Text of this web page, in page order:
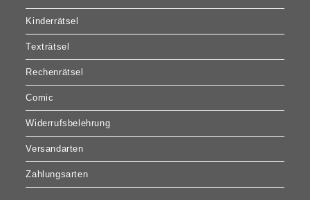
Kinderrätsel
Texträtsel
Rechenrätsel
Comic
Widerrufsbelehrung
Versandarten
Zahlungsarten